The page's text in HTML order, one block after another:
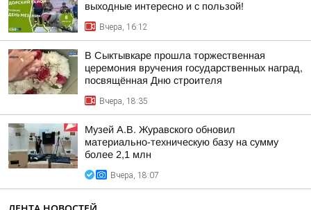
выходные интересно и с пользой!
Вчера, 16:12
В Сыктывкаре прошла торжественная
церемония вручения государственных наград,
посвящённая Дню строителя
Вчера, 18:35
Музей А.В. Журавского обновил
материально-техническую базу на сумму
более 2,1 млн
Вчера, 18:07